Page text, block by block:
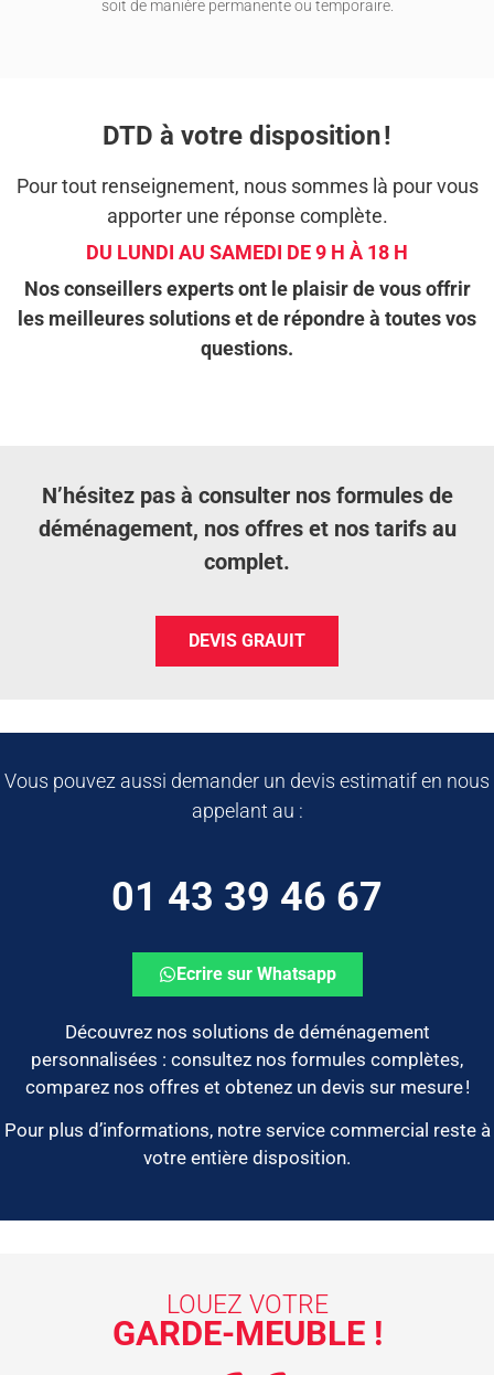
soit de manière permanente ou temporaire.
DTD à votre disposition !
Pour tout renseignement, nous sommes là pour vous
apporter une réponse complète.
DU LUNDI AU SAMEDI DE 9 H À 18 H
Nos conseillers experts ont le plaisir de vous offrir
les meilleures solutions et de répondre à toutes vos
questions.
N’hésitez pas à consulter nos formules de
déménagement, nos offres et nos tarifs au
complet.
DEVIS GRAUIT
Vous pouvez aussi demander un devis estimatif en nous
appelant au :
01 43 39 46 67
Ecrire sur Whatsapp
Découvrez nos solutions de déménagement
personnalisées : consultez nos formules complètes,
comparez nos offres et obtenez un devis sur mesure !
Pour plus d’informations, notre service commercial reste à
votre entière disposition.
LOUEZ VOTRE
GARDE-MEUBLE !